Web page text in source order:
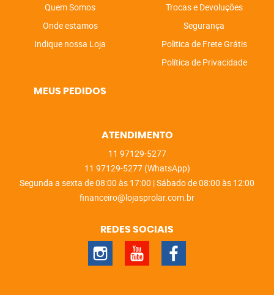
Quem Somos
Onde estamos
Indique nossa Loja
Trocas e Devoluções
Segurança
Politica de Frete Grátis
Política de Privacidade
MEUS PEDIDOS
ATENDIMENTO
11 97129-5277
11 97129-5277 (WhatsApp)
Segunda a sexta de 08:00 às 17:00 | Sábado de 08:00 às 12:00
financeiro@lojasprolar.com.br
REDES SOCIAIS